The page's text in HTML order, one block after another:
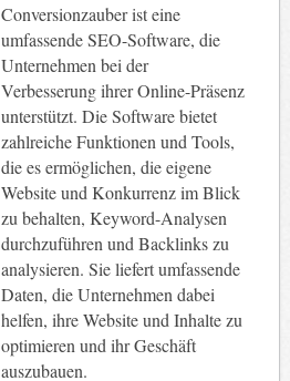
Conversionzauber ist eine
umfassende SEO-Software, die
Unternehmen bei der
Verbesserung ihrer Online-Präsenz
unterstützt. Die Software bietet
zahlreiche Funktionen und Tools,
die es ermöglichen, die eigene
Website und Konkurrenz im Blick
zu behalten, Keyword-Analysen
durchzuführen und Backlinks zu
analysieren. Sie liefert umfassende
Daten, die Unternehmen dabei
helfen, ihre Website und Inhalte zu
optimieren und ihr Geschäft
auszubauen.